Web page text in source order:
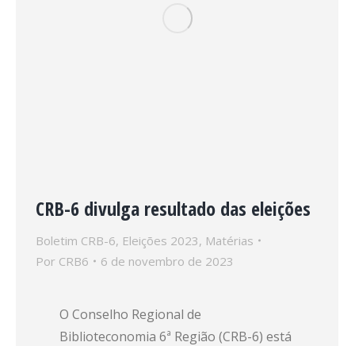
CRB-6 divulga resultado das eleições
Boletim CRB-6, Eleições 2023, Matérias
Por CRB6 6 de novembro de 2023
O Conselho Regional de
Biblioteconomia 6ª Região (CRB-6) está